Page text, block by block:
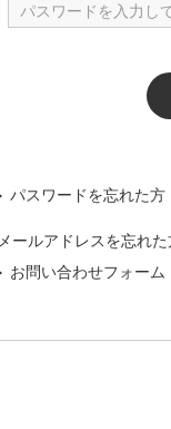
パスワードを忘れた方
メールアドレスを忘れ
お問い合わせフォーム